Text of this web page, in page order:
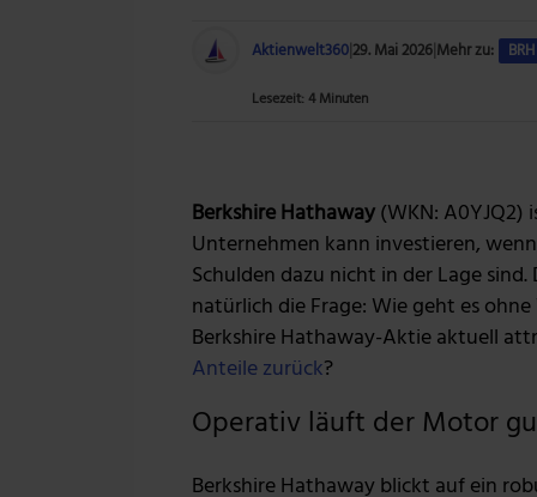
Aktienwelt36029. Mai 2026Mehr zu: BRH
Lesezeit: 4 Minuten
Berkshire Hathaway(WKN: A0YJQ2)
Unternehmen kann investieren,
Schulden dazu nicht in der Lage
natürlich die Frage: Wie geht es
Berkshire Hathaway-Aktie aktuell
Anteile zurück?
Operativ läuft der Motor
Berkshire Hathaway blickt auf ein